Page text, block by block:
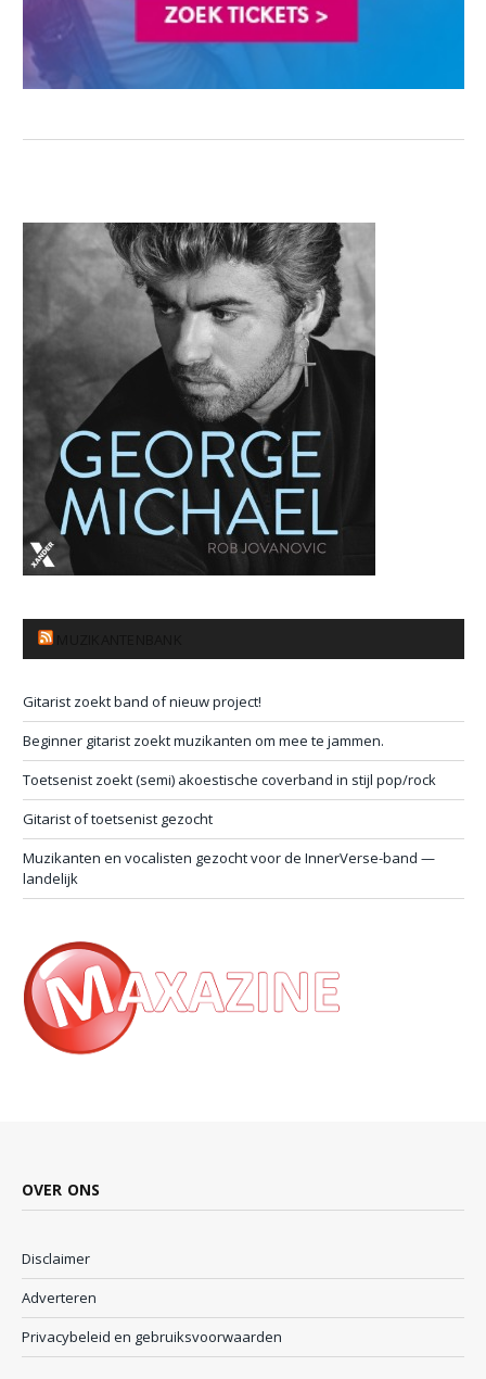
Gitarist zoekt band of nieuw project!
Beginner gitarist zoekt muzikanten om mee te jammen.
Toetsenist zoekt (semi) akoestische coverband in stijl pop/rock
Gitarist of toetsenist gezocht
Muzikanten en vocalisten gezocht voor de InnerVerse-band —
landelijk
OVER ONS
Disclaimer
Adverteren
Privacybeleid en gebruiksvoorwaarden